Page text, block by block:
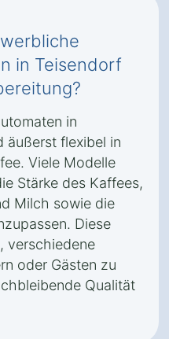
in Teisendorf
in
äußerst flexibel in
Viele Modelle
Stärke des Kaffees,
Milch sowie die
Diese
verschiedene
oder Gästen zu
Qualität